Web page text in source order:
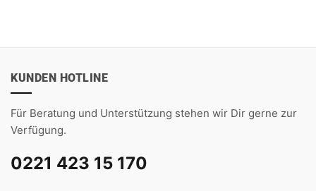
KUNDEN HOTLINE
Für Beratung und Unterstützung stehen wir Dir gerne zur
Verfügung.
0221 423 15 170